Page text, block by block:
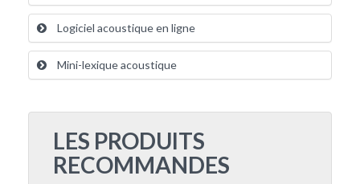
Logiciel acoustique en ligne
Mini-lexique acoustique
LES PRODUITS
RECOMMANDES